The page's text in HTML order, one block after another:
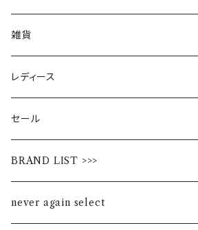
雑貨
レディース
セール
BRAND LIST >>>
ALL STAR
never again select